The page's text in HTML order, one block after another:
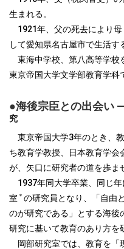
生まれる。
1921年、父の死去により母
して愛知県名古屋市で生活す
東海中学校、第八高等学校
東京帝国大学文学部教育学科
●海後宗臣との出会い ―
究
東京帝国大学3年のとき、
ち教育学教授、日本教育学
が、矢口に研究者の道を歩ま
1937年同大学卒業、同じ年
室 ＊ の研究員となり、「自由
のが研究である」とする海後
研究に基いて教育のあり方を
岡部研究室では、教育を「